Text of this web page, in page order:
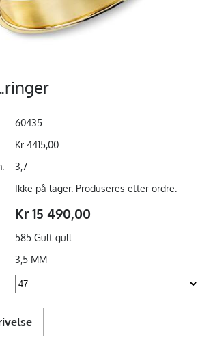
60435
Kr 4415,00
3,7
Ikke på lager. Produseres etter ordre.
Kr 15 490,00
585 Gult gull
3,5 MM